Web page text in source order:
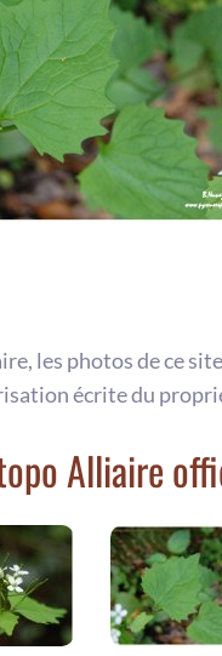
les photos de ce
écrite du
Alliaire